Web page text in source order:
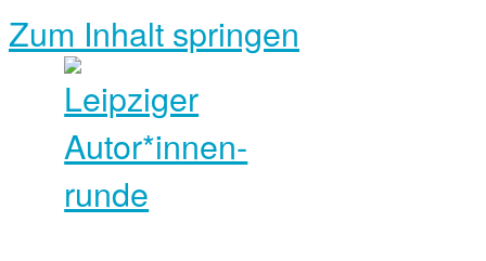
Zum Inhalt springen